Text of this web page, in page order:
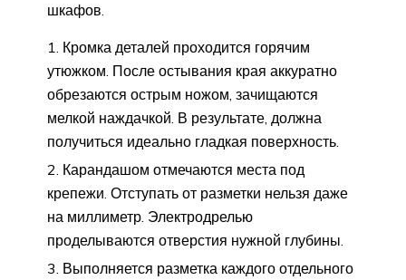
шкафов.
Кромка деталей проходится горячим
утюжком. После остывания края аккуратно
обрезаются острым ножом, зачищаются
мелкой наждачкой. В результате, должна
получиться идеально гладкая поверхность.
Карандашом отмечаются места под
крепежи. Отступать от разметки нельзя даже
на миллиметр. Электродрелью
проделываются отверстия нужной глубины.
Выполняется разметка каждого отдельного